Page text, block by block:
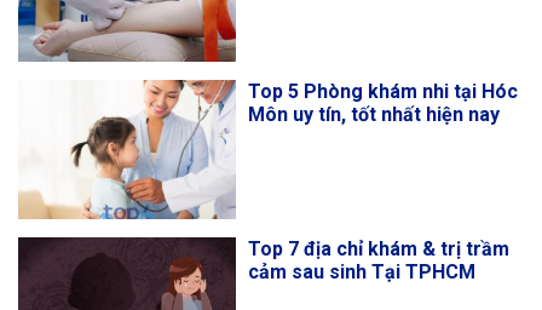
Top 5 Phòng khám nhi tại Hóc
Môn uy tín, tốt nhất hiện nay
Top 7 địa chỉ khám & trị trầm
cảm sau sinh Tại TPHCM